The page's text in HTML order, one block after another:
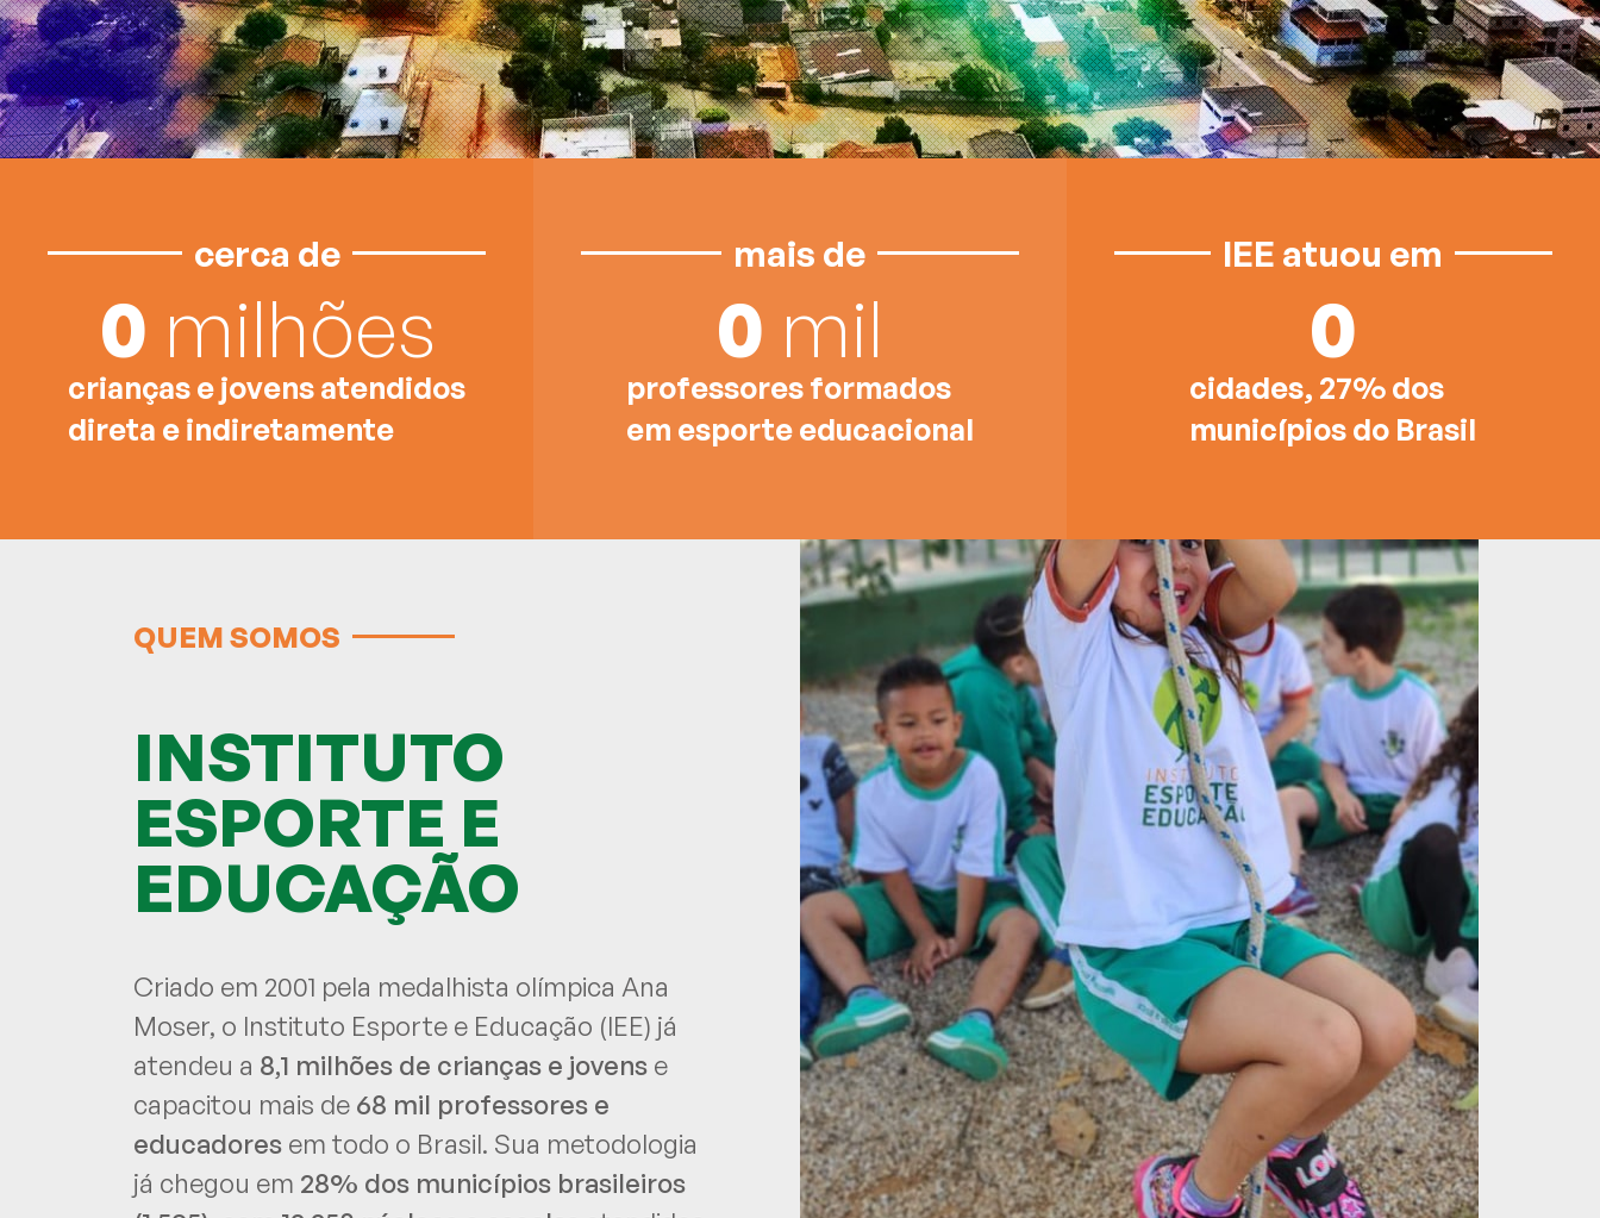
cerca de
crianças e jovens atendidos
direta e indiretamente
0 milhões
mais de
professores formados
em esporte educacional
0 mil
IEE atuou em
cidades, 27% dos
municípios do Brasil
0
QUEM SOMOS
INSTITUTO
ESPORTE E
EDUCAÇÃO
Criado em 2001 pela medalhista olímpica Ana
Moser, o Instituto Esporte e Educação (IEE) já
atendeu a 8,1 milhões de crianças e jovens e
capacitou mais de 68 mil professores e
educadores em todo o Brasil. Sua metodologia
já chegou em 28% dos municípios brasileiros